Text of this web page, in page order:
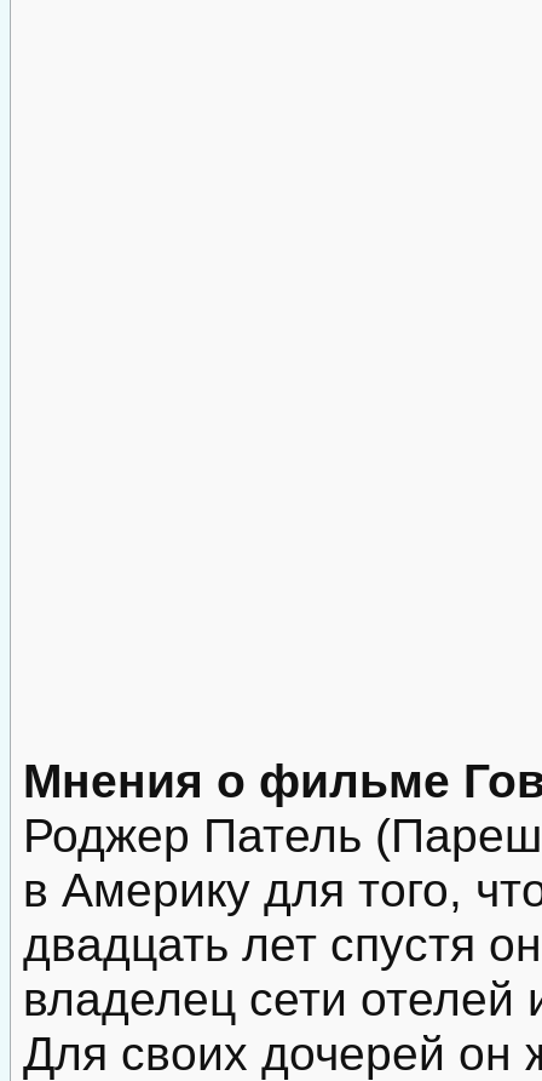
Мнения о фильме
Роджер Патель
в Америку для того,
двадцать лет спустя
владелец сети отелей
Для своих дочерей он